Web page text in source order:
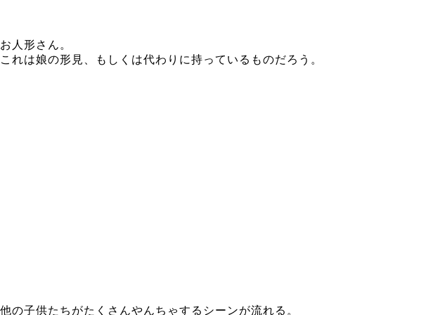
お人形さん。
これは娘の形見、もしくは代わりに持っているものだろう。
他の子供たちがたくさんやんちゃするシーンが流れる。